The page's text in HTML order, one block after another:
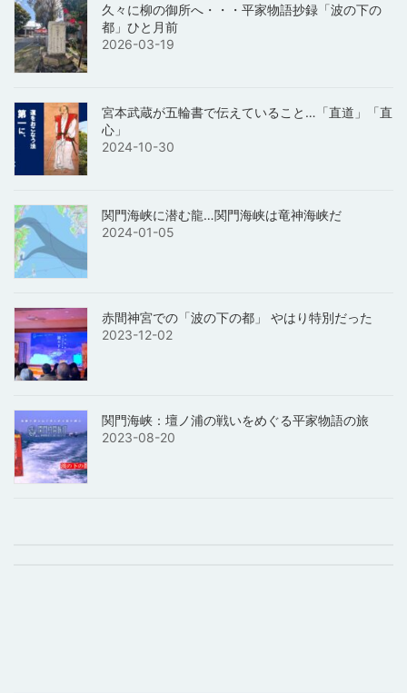
久々に柳の御所へ・・・平家物語抄録「波の下の
都」ひと月前
2026-03-19
宮本武蔵が五輪書で伝えていること…「直道」「直
心」
2024-10-30
関門海峡に潜む龍…関門海峡は竜神海峡だ
2024-01-05
赤間神宮での「波の下の都」 やはり特別だった
2023-12-02
関門海峡：壇ノ浦の戦いをめぐる平家物語の旅
2023-08-20